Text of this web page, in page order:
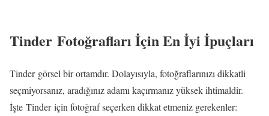
Tinder Fotoğrafları İçin En İyi İpuçları
Tinder görsel bir ortamdır. Dolayısıyla, fotoğraflarınızı dikkatli
seçmiyorsanız, aradığınız adamı kaçırmanız yüksek ihtimaldir.
İşte Tinder için fotoğraf seçerken dikkat etmeniz gerekenler: